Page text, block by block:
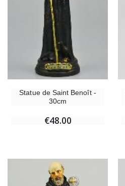
Statue de Saint Benoît -
30cm
€48.00